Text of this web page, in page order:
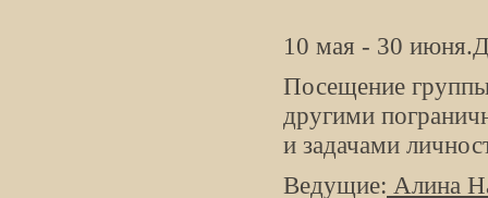
10 мая - 30
Посещение
другими
и задачами
Ведущие: Алина